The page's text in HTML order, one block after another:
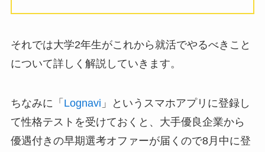
それでは大学2年生がこれから就活でやるべきこと
について詳しく解説していきます。
ちなみに「 Lognavi 」というスマホアプリに登録し
て性格テストを受けておくと、大手優良企業から
優遇付きの早期選考オファーが届くので8月中に登